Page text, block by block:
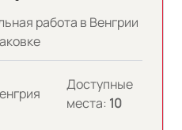
работа в Венгрии
Доступные
места: 10